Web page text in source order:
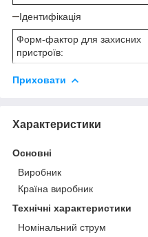
Ідентифікація
Форм-фактор для захисних
пристроїв:
Приховати
Характеристики
Основні
Виробник
Країна виробник
Технічні характеристики
Номінальний струм